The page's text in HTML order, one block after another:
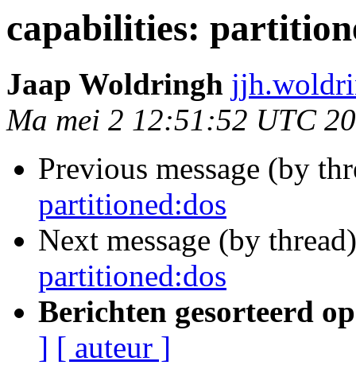
capabilities:
Jaap Woldringh
Ma mei 2 12:51:52 UTC
Previous message (by
partitioned:dos
Next message (by
partitioned:dos
Berichten gesorteerd
] [ auteur ]